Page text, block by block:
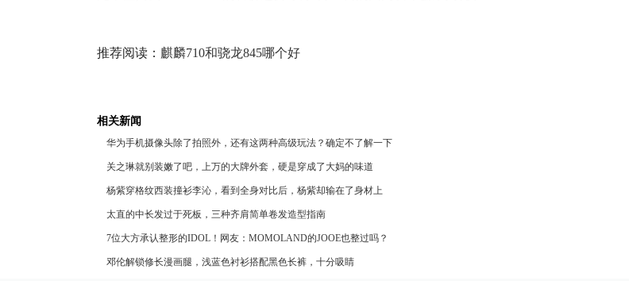
推荐阅读： 麒麟710和骁龙845哪个好
相关新闻
华为手机摄像头除了拍照外，还有这两种高级玩法？确定不了解一下
关之琳就别装嫩了吧，上万的大牌外套，硬是穿成了大妈的味道
杨紫穿格纹西装撞衫李沁，看到全身对比后，杨紫却输在了身材上
太直的中长发过于死板，三种齐肩简单卷发造型指南
7位大方承认整形的IDOL！网友：MOMOLAND的JOOE也整过吗？
邓伦解锁修长漫画腿，浅蓝色衬衫搭配黑色长裤，十分吸睛